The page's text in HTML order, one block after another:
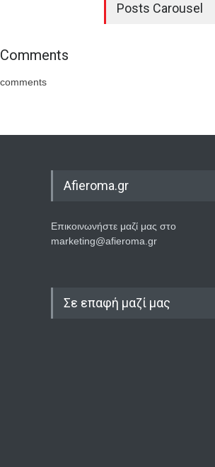
Posts Carousel
Comments
comments
Afieroma.gr
Επικοινωνήστε μαζί μας στο
marketing@afieroma.gr
Σε επαφή μαζί μας